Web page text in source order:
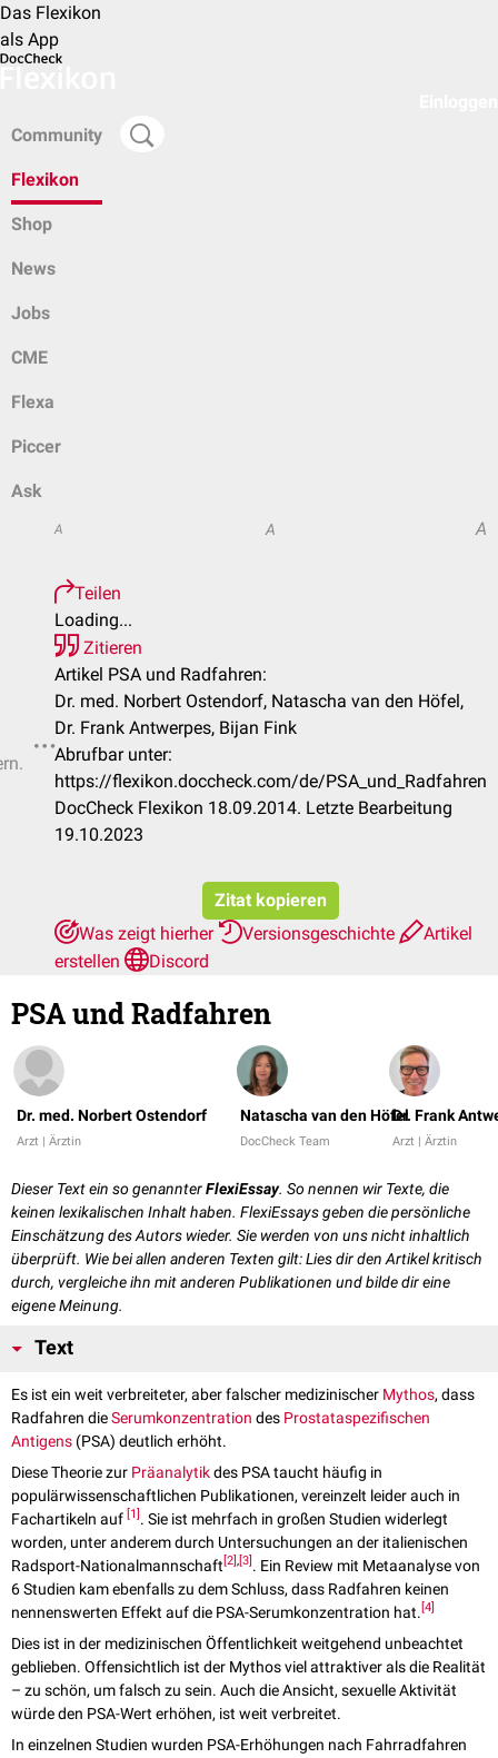
Das Flexikon
als App
Community
Flexikon
Shop
News
Jobs
CME
Flexa
Piccer
Ask
A A A
Teilen
Loading...
Zitieren
Artikel PSA und Radfahren:
Dr. med. Norbert Ostendorf, Natascha van den Höfel,
Dr. Frank Antwerpes, Bijan Fink
Abrufbar unter:
https://flexikon.doccheck.com/de/PSA_und_Radfahren
DocCheck Flexikon 18.09.2014. Letzte Bearbeitung
19.10.2023
Zitat kopieren
Was zeigt hierher
Versionsgeschichte
Artikel
erstellen
Discord
PSA und Radfahren
Dr. med. Norbert Ostendorf
Arzt | Ärztin
Natascha van den Höfel
DocCheck Team
Dr. Frank
Arzt | Ärztin
Dieser Text ein so genannterFlexiEssay. So nennen wir Texte, die
keinen lexikalischen Inhalt haben. FlexiEssays geben die persönliche
Einschätzung des Autors wieder. Sie werden von uns nicht inhaltlich
überprüft. Wie bei allen anderen Texten gilt: Lies dir den Artikel kritisch
durch, vergleiche ihn mit anderen Publikationen und bilde dir eine
eigene Meinung.
Text
Es ist ein weit verbreiteter, aber falscher medizinischer Mythos, dass
Radfahren dieSerumkonzentration des Prostataspezifischen
Antigens (PSA) deutlich erhöht.
Diese Theorie zur Präanalytikdes PSA taucht häufig in
populärwissenschaftlichen Publikationen, vereinzelt leider auch in
Fachartikeln auf 1 . Sie ist mehrfach in großen Studien widerlegt
worden, unter anderem durch Untersuchungen an der italienischen
Radsport-Nationalmannschaft 2 , 3 . Ein Review mit Metaanalyse von
6 Studien kam ebenfalls zu dem Schluss, dass Radfahren keinen
nennenswerten Effekt auf die PSA-Serumkonzentration hat. 4
Dies ist in der medizinischen Öffentlichkeit weitgehend unbeachtet
geblieben. Offensichtlich ist der Mythos viel attraktiver als die Realität
– zu schön, um falsch zu sein. Auch die Ansicht, sexuelle Aktivität
würde den PSA-Wert erhöhen, ist weit verbreitet.
In einzelnen Studien wurden PSA-Erhöhungen nach Fahrradfahren